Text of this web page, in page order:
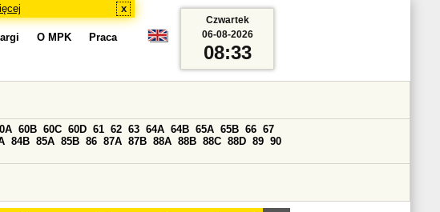
x
O MPK Praca
60B 60C 60D 61 62 63 64A 64B 65A 65B 66 67
84B 85A 85B 86 87A 87B 88A 88B 88C 88D 89 90
Czwartek
06-08-2026
08:33